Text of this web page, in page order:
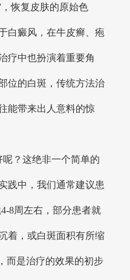
恢复皮肤的原始色
白癜风，在牛皮癣、疱
疗中也扮演着重要角
位的白斑，传统方法治
能带来出人意料的惊
？这绝非一个简单的
践中，我们通常建议患
8周左右，部分患者就
着，或白斑面积有所缩
而是治疗的效果的初步